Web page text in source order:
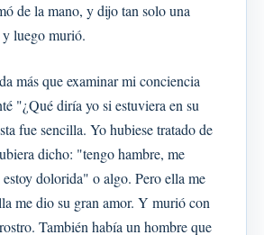
de la mano, y dijo tan solo una
luego murió.
más que examinar mi conciencia
"¿Qué diría yo si estuviera en su
fue sencilla. Yo hubiese tratado de
dicho: "tengo hambre, me
dolorida" o algo. Pero ella me
me dio su gran amor. Y murió con
También había un hombre que